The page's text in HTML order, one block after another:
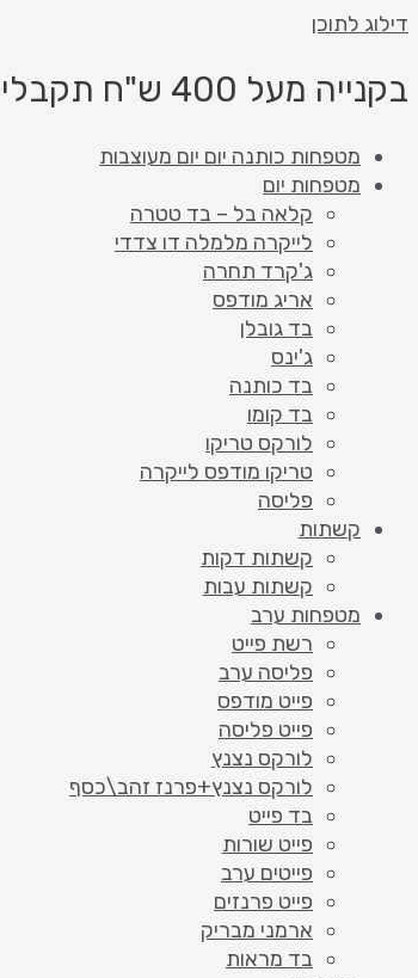
דילוג לתוכן
בקנייה מעל 400 ש"ח תקבלי משלוח בחינם!
מטפחות כותנה יום יום מעוצבות
מטפחות יום
קלאה בל – בד טטרה
לייקרה מלמלה דו צדדי
ג'קרד תחרה
אריג מודפס
בד גובלן
ג'ינס
בד כותנה
בד קומו
לורקס טריקו
טריקו מודפס לייקרה
פליסה
קשתות
קשתות דקות
קשתות עבות
מטפחות ערב
רשת פייט
פליסה ערב
פייט מודפס
פייט פליסה
לורקס נצנץ
לורקס נצנץ+פרנז זהב\כסף
בד פייט
פייט שורות
פייטים ערב
פייט פרנזים
ארמני מבריק
בד מראות